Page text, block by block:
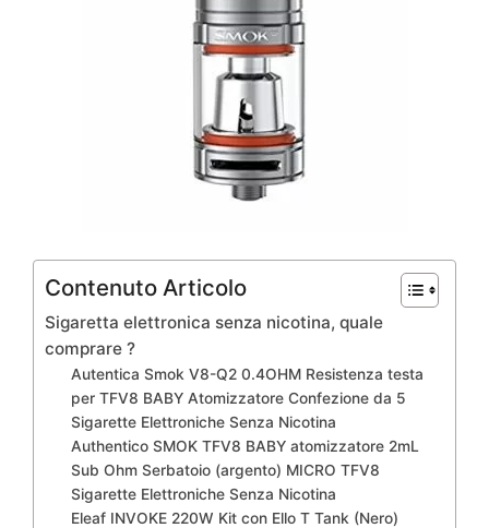
Contenuto Articolo
Sigaretta elettronica senza nicotina, quale
comprare ?
Autentica Smok V8-Q2 0.4OHM Resistenza testa
per TFV8 BABY Atomizzatore Confezione da 5
Sigarette Elettroniche Senza Nicotina
Authentico SMOK TFV8 BABY atomizzatore 2mL
Sub Ohm Serbatoio (argento) MICRO TFV8
Sigarette Elettroniche Senza Nicotina
Eleaf INVOKE 220W Kit con Ello T Tank (Nero)